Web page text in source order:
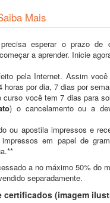
Mais
esperar o prazo de
a aprender. Inicie
pela Internet. Assim
horas por dia, 7 dias por
curso você tem 7 dias para
) o cancelamento ou a
ou apostila impressos e
em papel de
a no máximo 50% do
separadamente.
certificados (imagem